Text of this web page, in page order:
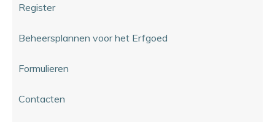
Register
Beheersplannen voor het Erfgoed
Formulieren
Contacten